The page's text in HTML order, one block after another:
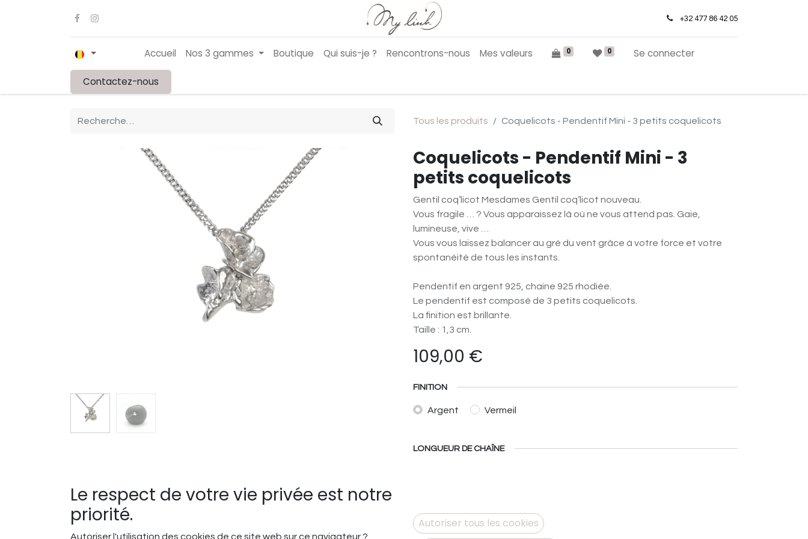
+32 477 86 42 05
Accueil Nos 3 gammes Boutique Qui suis-je ? Rencontrons-nous Mes valeurs 0 0 Se connecter
Contactez-nous
Tous les produits Coquelicots - Pendentif Mini - 3 petits coquelicots
Coquelicots - Pendentif Mini - 3
petits coquelicots
Gentil coq’licot Mesdames Gentil coq’licot nouveau.
Vous fragile … ? Vous apparaissez là où ne vous attend pas. Gaie,
lumineuse, vive …
Vous vous laissez balancer au gré du vent grâce à votre force et votre
spontanéité de tous les instants.
Pendentif en argent 925, chaine 925 rhodiée.
Le pendentif est composé de 3 petits coquelicots.
La finition est brillante.
Taille : 1,3 cm.
109,00 €
FINITION
Argent Vermeil
LONGUEUR DE CHAÎNE
Le respect de votre vie privée est notre
priorité.
Autoriser l'utilisation des cookies de ce site web sur ce navigateur ?
Autoriser tous les cookies